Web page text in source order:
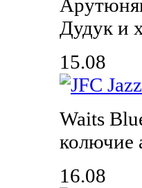
Дудук и
15.08
Waits
колючие
16.08